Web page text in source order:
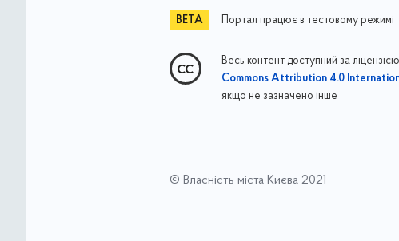
Портал працює в тестовому режимі
Весь контент доступний за ліцензією
Commons Attribution 4.0
якщо не зазначено інше
© Власність міста Києва 2021